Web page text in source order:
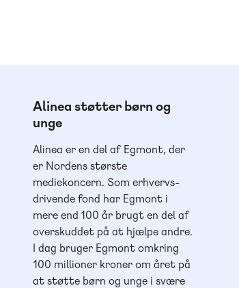
Alinea støtter børn og
unge
Alinea er en del af Egmont, der
er Nordens største
mediekoncern. Som erhvervs-
drivende fond har Egmont i
mere end 100 år brugt en del af
overskuddet på at hjælpe andre.
I dag bruger Egmont omkring
100 millioner kroner om året på
at støtte børn og unge i svære